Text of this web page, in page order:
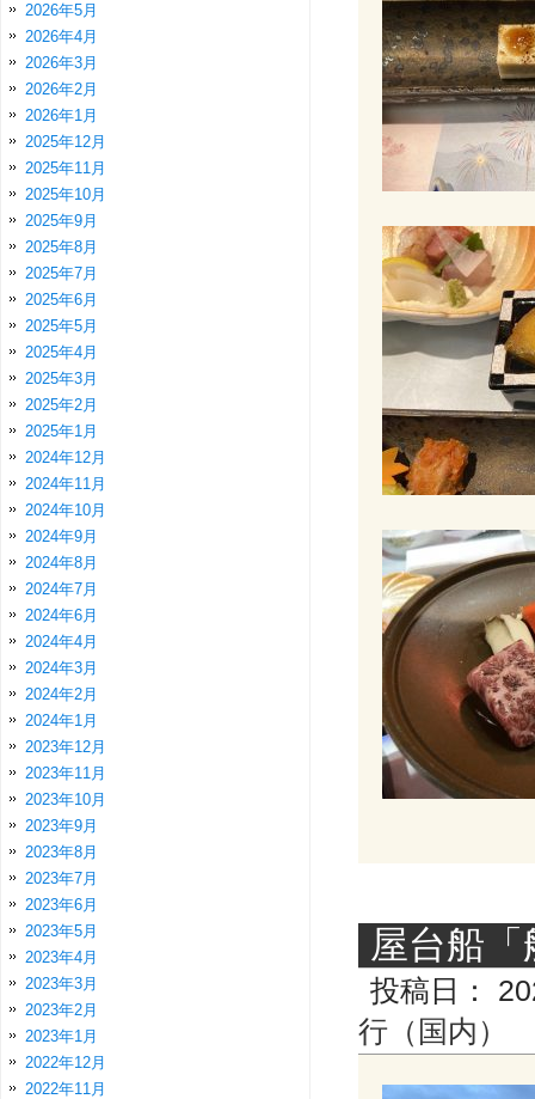
屋台船「
投稿日：
行（国内）
2026年5月
2026年4月
2026年3月
2026年2月
2026年1月
2025年12月
2025年11月
2025年10月
2025年9月
2025年8月
2025年7月
2025年6月
2025年5月
2025年4月
2025年3月
2025年2月
2025年1月
2024年12月
2024年11月
2024年10月
2024年9月
2024年8月
2024年7月
2024年6月
2024年4月
2024年3月
2024年2月
2024年1月
2023年12月
2023年11月
2023年10月
2023年9月
2023年8月
2023年7月
2023年6月
2023年5月
2023年4月
2023年3月
2023年2月
2023年1月
2022年12月
2022年11月